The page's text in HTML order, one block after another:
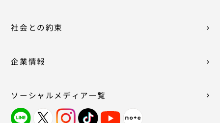
社会との約束
企業情報
ソーシャルメディア一覧